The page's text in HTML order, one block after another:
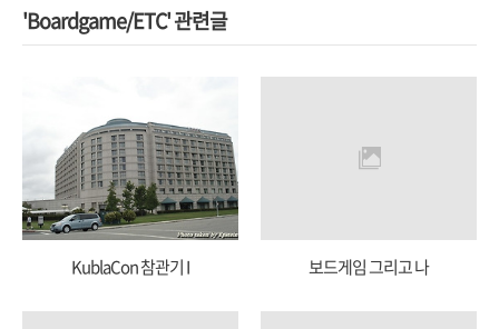
'Boardgame/ETC' 관련글
KublaCon 참관기 I 보드게임 그리고 나